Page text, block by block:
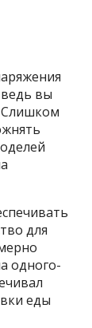
вы
Слишком
для
одного-
еды